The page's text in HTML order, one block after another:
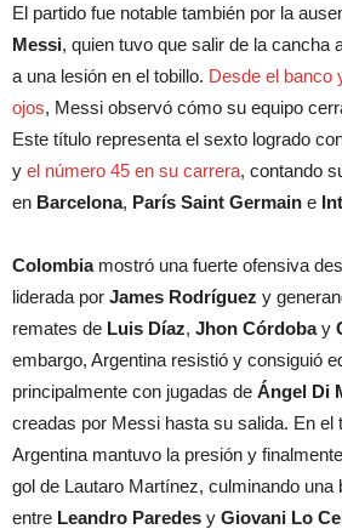
El partido fue notable también por la
Messi, quien tuvo que salir de la cancha
a una lesión en el tobillo. Desde el banco
ojos, Messi observó cómo su equipo
Este título representa el sexto logrado
y el número 45 en su carrera, contando
en Barcelona, París Saint Germain e
Colombiamostró una fuerte ofensiva
liderada por James Rodríguez y
remates de Luis Díaz, Jhon Córdobay
embargo, Argentina resistió y consiguió
principalmente con jugadas de Ángel Di
creadas por Messi hasta su salida. En el
Argentina mantuvo la presión y
gol de Lautaro Martínez, culminando una
entre Leandro Paredes y Giovani Lo